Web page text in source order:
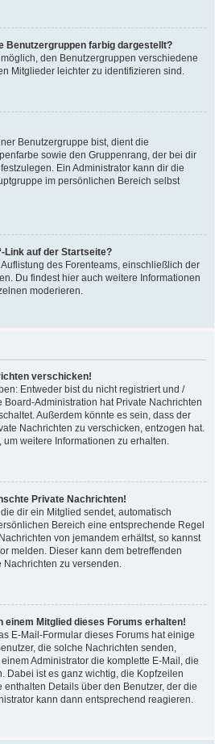
Benutzergruppen farbig dargestellt?
den Benutzergruppen verschiedene
Mitglieder leichter zu identifizieren sind.
Benutzergruppe bist, dient die
sowie den Gruppenrang, der bei dir
Ein Administrator kann dir die
im persönlichen Bereich selbst
Link auf der Startseite?
des Forenteams, einschließlich der
Du findest hier auch weitere Informationen
moderieren.
verschicken!
Entweder bist du nicht registriert und /
Administration hat Private Nachrichten
Außerdem könnte es sein, dass der
Nachrichten zu verschicken, entzogen hat.
um weitere Informationen zu erhalten.
Private Nachrichten!
dir ein Mitglied sendet, automatisch
Bereich eine entsprechende Regel
von jemandem erhältst, so kannst
melden. Dieser kann dem betreffenden
Nachrichten zu versenden.
einem Mitglied dieses Forums erhalten!
E-Mail-Formular dieses Forums hat einige
die solche Nachrichten senden,
Administrator die komplette E-Mail, die
Dabei ist es ganz wichtig, die Kopfzeilen
Details über den Benutzer, der die
kann dann entsprechend reagieren.